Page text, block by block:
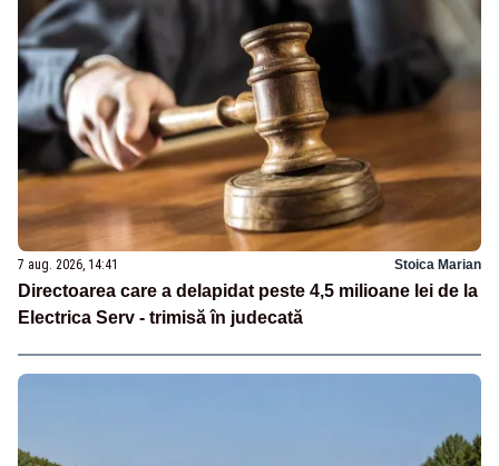
7 aug. 2026, 14:41 Stoica Marian
Directoarea care a delapidat peste 4,5 milioane lei de la
Electrica Serv - trimisă în judecată